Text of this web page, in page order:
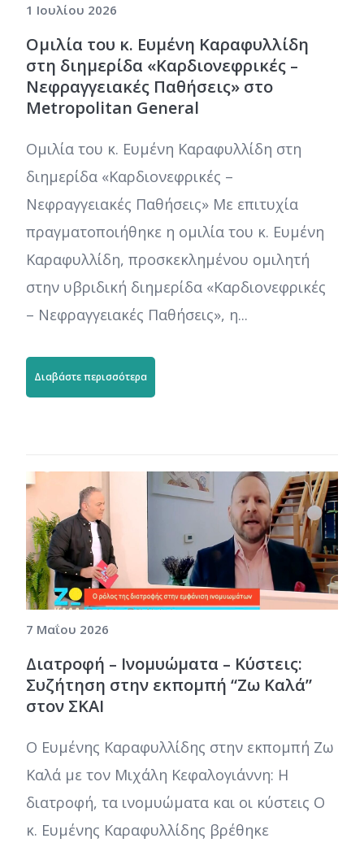
1 Ιουλίου 2026
Ομιλία του κ. Ευμένη Καραφυλλίδη
στη διημερίδα «Καρδιονεφρικές –
Νεφραγγειακές Παθήσεις» στο
Metropolitan General
Ομιλία του κ. Ευμένη Καραφυλλίδη στη
διημερίδα «Καρδιονεφρικές –
Νεφραγγειακές Παθήσεις» Με επιτυχία
πραγματοποιήθηκε η ομιλία του κ. Ευμένη
Καραφυλλίδη, προσκεκλημένου ομιλητή
στην υβριδική διημερίδα «Καρδιονεφρικές
– Νεφραγγειακές Παθήσεις», η...
Διαβάστε περισσότερα
7 Μαΐου 2026
Διατροφή – Ινομυώματα – Κύστεις:
Συζήτηση στην εκπομπή “Ζω Καλά”
στον ΣΚΑΙ
Ο Ευμένης Καραφυλλίδης στην εκπομπή Ζω
Καλά με τον Μιχάλη Κεφαλογιάννη: Η
διατροφή, τα ινομυώματα και οι κύστεις Ο
κ. Ευμένης Καραφυλλίδης βρέθηκε